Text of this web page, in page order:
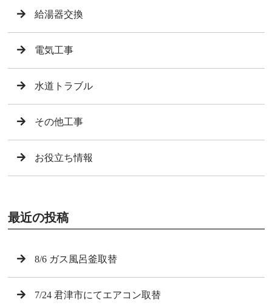
給湯器交換
電気工事
水道トラブル
その他工事
お役立ち情報
最近の投稿
8/6 ガス風呂釜取替
7/24 君津市にてエアコン取替